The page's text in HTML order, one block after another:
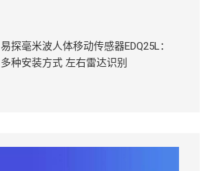
易探毫米波人体移动传感器EDQ25L：
多种安装方式 左右雷达识别